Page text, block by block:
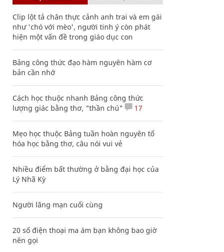
Clip lột tả chân thực cảnh anh trai và em gái
như 'chó với mèo', người tinh ý còn phát
hiện một vấn đề trong giáo dục con
Bảng công thức đạo hàm nguyên hàm cơ
bản cần nhớ
Cách học thuộc nhanh Bảng công thức
lượng giác bằng thơ, "thần chú"
17
Mẹo học thuộc Bảng tuần hoàn nguyên tố
hóa học bằng thơ, câu nói vui vẻ
Nhiều điểm bất thường ở bằng đại học của
Lý Nhã Kỳ
Người lãng mạn cuối cùng
20 số điện thoại ma ám bạn không bao giờ
nên gọi